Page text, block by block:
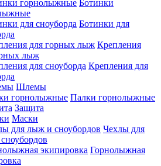
Ботинки
Ботинки для
Крепления
лыж
Крепления для
Шлемы
Палки горнолыжные
Защита
Маски
Чехлы для
Горнолыжная